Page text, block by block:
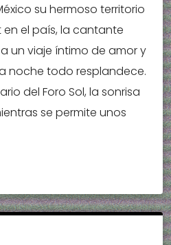
su hermoso territorio
el país, la cantante
un viaje íntimo de amor y
noche todo resplandece.
del Foro Sol, la sonrisa
se permite unos